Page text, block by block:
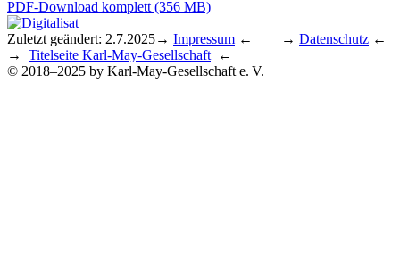
PDF-Download komplett (356 MB)
Zuletzt geändert: 2.7.2025→ Impressum ← → Datenschutz ←
→ Titelseite Karl-May-Gesellschaft ←
© 2018–2025 by Karl-May-Gesellschaft e. V.